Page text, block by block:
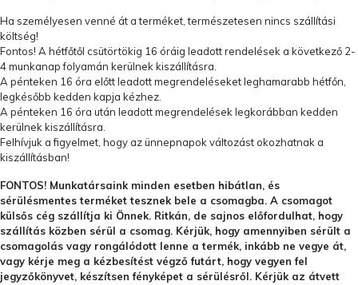
Ha személyesen venné át a terméket, természetesen nincs szállítási
költség!
Fontos! A hétfőtől csütörtökig 16 óráig leadott rendelések a következő 2-
4 munkanap folyamán kerülnek kiszállításra.
A pénteken 16 óra előtt leadott megrendeléseket leghamarabb hétfőn,
legkésőbb kedden kapja kézhez.
A pénteken 16 óra után leadott megrendelések legkorábban kedden
kerülnek kiszállításra.
Felhívjuk a figyelmet, hogy az ünnepnapok változást okozhatnak a
kiszállításban!
FONTOS! Munkatársaink minden esetben hibátlan, és
sérülésmentes terméket tesznek bele a csomagba. A csomagot
külsős cég szállítja ki Önnek. Ritkán, de sajnos előfordulhat, hogy
szállítás közben sérül a csomag. Kérjük, hogy amennyiben sérült a
csomagolás vagy rongálódott lenne a termék, inkább ne vegye át,
vagy kérje meg a kézbesítést végző futárt, hogy vegyen fel
jegyzőkönyvet, készítsen fényképet a sérülésről. Kérjük az átvett